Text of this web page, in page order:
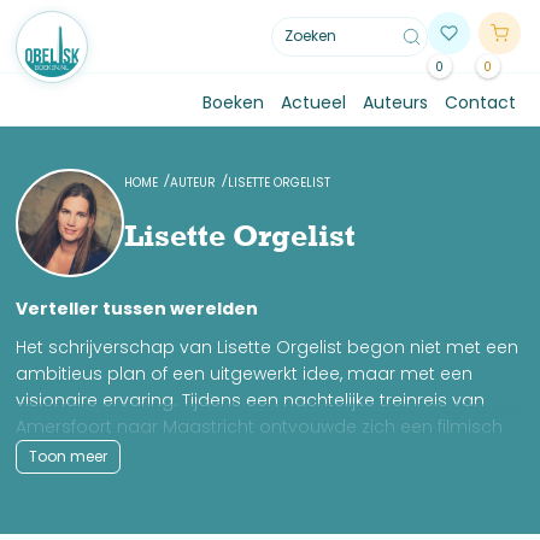
0 0
Boeken Actueel Auteurs Contact
HOME AUTEUR LISETTE ORGELIST
Lisette Orgelist
Verteller tussen werelden
Het schrijverschap van Lisette Orgelist begon niet met een
ambitieus plan of een uitgewerkt idee, maar met een
visionaire ervaring. Tijdens een nachtelijke treinreis van
Amersfoort naar Maastricht ontvouwde zich een filmisch
tafereel in haar geest: levendige scènes, doordrenkt van
emotie en mystiek. Deze betoverende beelden vormden
uitgroeide tot de trilogie Strijders van Licht.
Toon meer